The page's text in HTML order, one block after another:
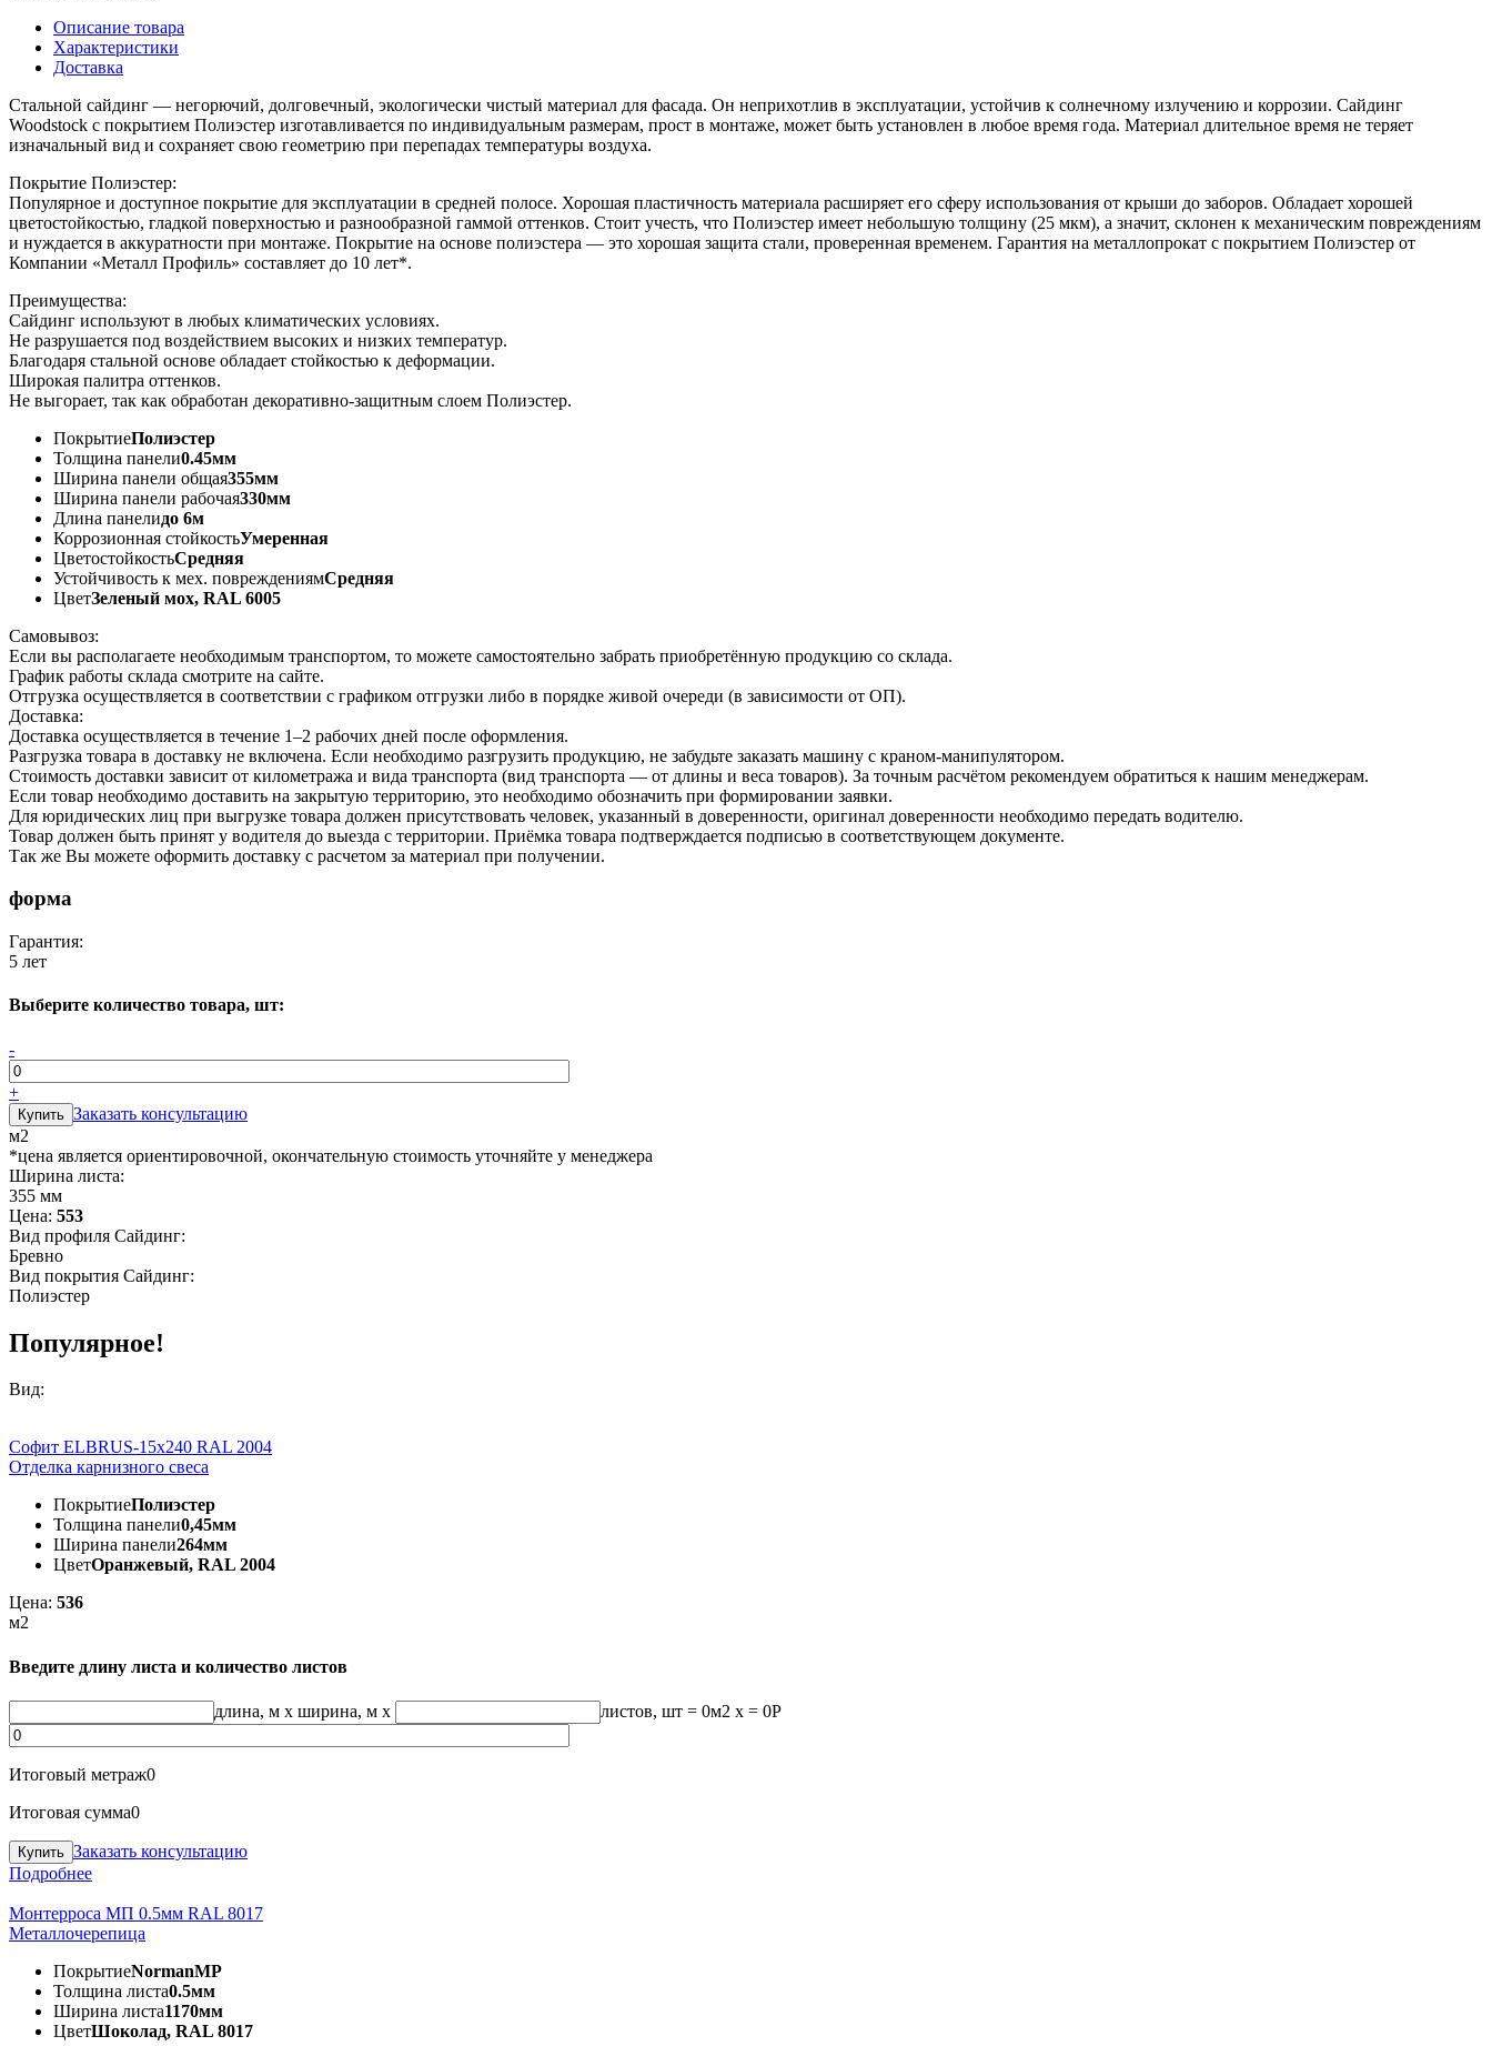
Описание товара
Характеристики
Доставка
Стальной сайдинг — негорючий, долговечный, экологически чистый материал для фасада. Он неприхотлив в эксплуатации, устойчив к солнечному излучению и коррозии. Сайдинг
Woodstock с покрытием Полиэстер изготавливается по индивидуальным размерам, прост в монтаже, может быть установлен в любое время года. Материал длительное время не теряет
изначальный вид и сохраняет свою геометрию при перепадах температуры воздуха.
Покрытие Полиэстер:
Популярное и доступное покрытие для эксплуатации в средней полосе. Хорошая пластичность материала расширяет его сферу использования от крыши до заборов. Обладает хорошей
цветостойкостью, гладкой поверхностью и разнообразной гаммой оттенков. Стоит учесть, что Полиэстер имеет небольшую толщину (25 мкм), а значит, склонен к механическим повреждениям
и нуждается в аккуратности при монтаже. Покрытие на основе полиэстера — это хорошая защита стали, проверенная временем. Гарантия на металлопрокат с покрытием Полиэстер от
Компании «Металл Профиль» составляет до 10 лет*.
Преимущества:
Сайдинг используют в любых климатических условиях.
Не разрушается под воздействием высоких и низких температур.
Благодаря стальной основе обладает стойкостью к деформации.
Широкая палитра оттенков.
Не выгорает, так как обработан декоративно-защитным слоем Полиэстер.
ПокрытиеПолиэстер
Толщина панели0.45мм
Ширина панели общая355мм
Ширина панели рабочая330мм
Длина панелидо 6м
Коррозионная стойкостьУмеренная
ЦветостойкостьСредняя
Устойчивость к мех. повреждениямСредняя
ЦветЗеленый мох, RAL 6005
Самовывоз:
Если вы располагаете необходимым транспортом, то можете самостоятельно забрать приобретённую продукцию со склада.
График работы склада смотрите на сайте.
Отгрузка осуществляется в соответствии с графиком отгрузки либо в порядке живой очереди (в зависимости от ОП).
Доставка:
Доставка осуществляется в течение 1–2 рабочих дней после оформления.
Разгрузка товара в доставку не включена. Если необходимо разгрузить продукцию, не забудьте заказать машину с краном-манипулятором.
Стоимость доставки зависит от километража и вида транспорта (вид транспорта — от длины и веса товаров). За точным расчётом рекомендуем обратиться к нашим менеджерам.
Если товар необходимо доставить на закрытую территорию, это необходимо обозначить при формировании заявки.
Для юридических лиц при выгрузке товара должен присутствовать человек, указанный в доверенности, оригинал доверенности необходимо передать водителю.
Товар должен быть принят у водителя до выезда с территории. Приёмка товара подтверждается подписью в соответствующем документе.
Так же Вы можете оформить доставку с расчетом за материал при получении.
форма
Гарантия:
5 лет
Выберите количество товара, шт:
-
+
Заказать консультацию
м2
*цена является ориентировочной, окончательную стоимость уточняйте у менеджера
Ширина листа:
355 мм
Цена: 553
Вид профиля Сайдинг:
Бревно
Вид покрытия Сайдинг:
Полиэстер
Популярное!
Вид:
Софит ELBRUS-15х240 RAL 2004
Отделка карнизного свеса
ПокрытиеПолиэстер
Толщина панели0,45мм
Ширина панели264мм
ЦветОранжевый, RAL 2004
Цена: 536
м2
Введите длину листа и количество листов
длина, м x ширина, м x листов, шт = 0м2 x = 0Р
Итоговый метраж0
Итоговая сумма0
Заказать консультацию
Подробнее
Монтерроса МП 0.5мм RAL 8017
Металлочерепица
ПокрытиеNormanMP
Толщина листа0.5мм
Ширина листа1170мм
ЦветШоколад, RAL 8017